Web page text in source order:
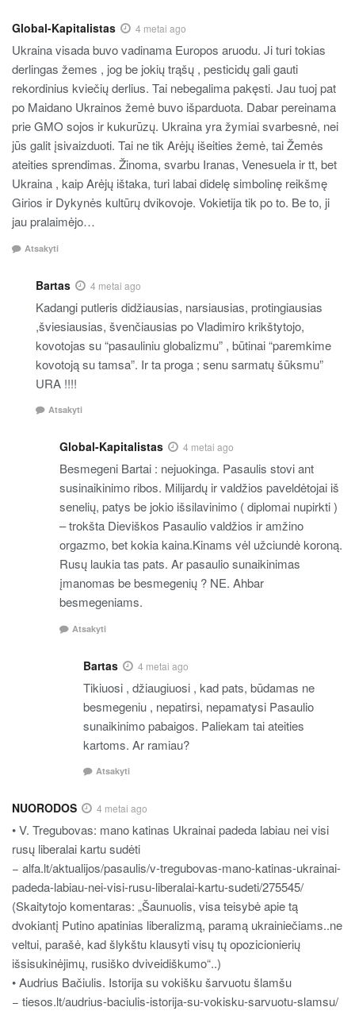
Global-Kapitalistas 4 metai ago
Ukraina visada buvo vadinama Europos aruodu. Ji turi tokias
derlingas žemes , jog be jokių trąšų , pesticidų gali gauti
rekordinius kviečių derlius. Tai nebegalima pakęsti. Jau tuoj pat
po Maidano Ukrainos žemė buvo išparduota. Dabar pereinama
prie GMO sojos ir kukurūzų. Ukraina yra žymiai svarbesnė, nei
jūs galit įsivaizduoti. Tai ne tik Arėjų išeities žemė, tai Žemės
ateities sprendimas. Žinoma, svarbu Iranas, Venesuela ir tt, bet
Ukraina , kaip Arėjų ištaka, turi labai didelę simbolinę reikšmę
Girios ir Dykynės kultūrų dvikovoje. Vokietija tik po to. Be to, ji
jau pralaimėjo…
Atsakyti
Bartas 4 metai ago
Kadangi putleris didžiausias, narsiausias, protingiausias
,šviesiausias, švenčiausias po Vladimiro krikštytojo,
kovotojas su “pasauliniu globalizmu” , būtinai “paremkime
kovotoją su tamsa”. Ir ta proga ; senu sarmatų šūksmu”
URA !!!!
Atsakyti
Global-Kapitalistas 4 metai ago
Besmegeni Bartai : nejuokinga. Pasaulis stovi ant
susinaikinimo ribos. Milijardų ir valdžios paveldėtojai iš
senelių, patys be jokio išsilavinimo ( diplomai nupirkti )
– trokšta Dieviškos Pasaulio valdžios ir amžino
orgazmo, bet kokia kaina.Kinams vėl užciundė koroną.
Rusų laukia tas pats. Ar pasaulio sunaikinimas
įmanomas be besmegenių ? NE. Ahbar
besmegeniams.
Atsakyti
Bartas 4 metai ago
Tikiuosi , džiaugiuosi , kad pats, būdamas ne
besmegeniu , nepatirsi, nepamatysi Pasaulio
sunaikinimo pabaigos. Paliekam tai ateities
kartoms. Ar ramiau?
Atsakyti
NUORODOS 4 metai ago
• V. Tregubovas: mano katinas Ukrainai padeda labiau nei visi
rusų liberalai kartu sudėti
− alfa.lt/aktualijos/pasaulis/v-tregubovas-mano-katinas-ukrainai-
padeda-labiau-nei-visi-rusu-liberalai-kartu-sudeti/275545/
(Skaitytojo komentaras: „Šaunuolis, visa teisybė apie tą
dvokiantį Putino apatinias liberalizmą, paramą ukrainiečiams..ne
veltui, parašė, kad šlykštu klausyti visų tų opozicionierių
išsisukinėjimų, rusiško dviveidiškumo“..)
• Audrius Bačiulis. Istorija su vokišku šarvuotu šlamšu
− tiesos.lt/audrius-baciulis-istorija-su-vokisku-sarvuotu-slamsu/